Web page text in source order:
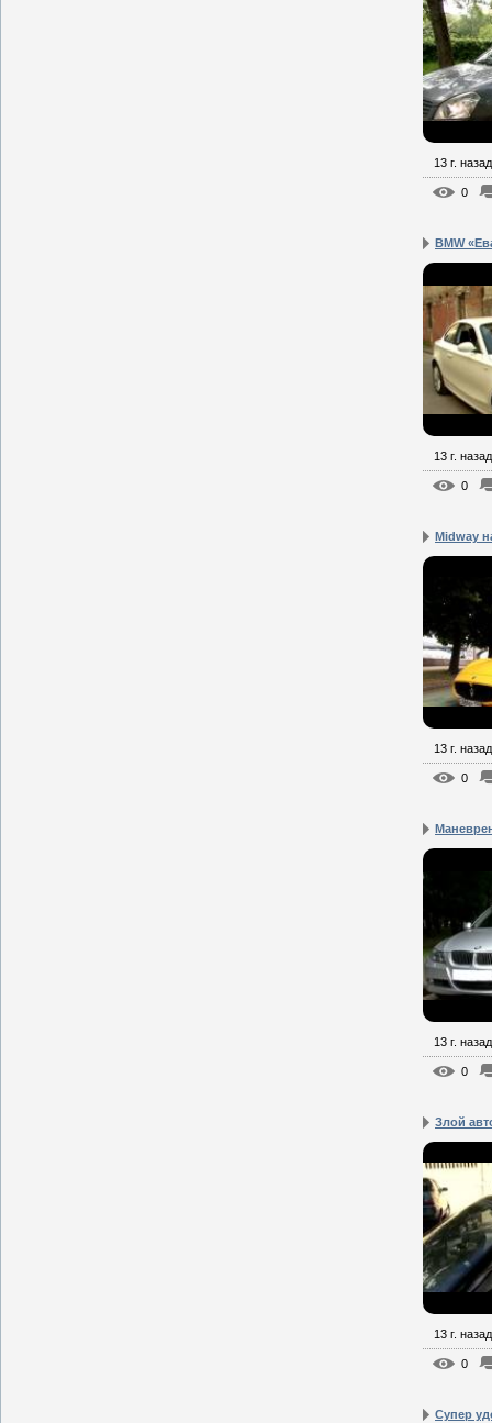
13 г. назад
0
BMW
13 г. назад
0
Midway
13 г. назад
0
13 г. назад
0
Злой
13 г. назад
0
Супер